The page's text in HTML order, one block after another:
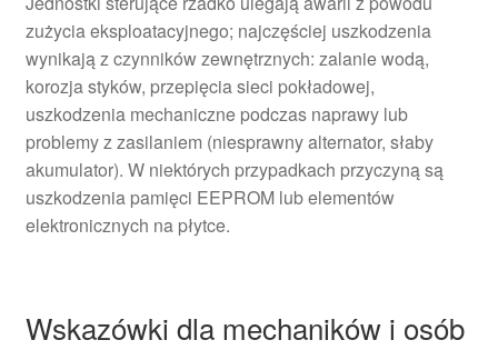
zużycia eksploatacyjnego; najczęściej uszkodzenia
wynikają z czynników zewnętrznych: zalanie wodą,
korozja styków, przepięcia sieci pokładowej,
uszkodzenia mechaniczne podczas naprawy lub
problemy z zasilaniem (niesprawny alternator, słaby
akumulator). W niektórych przypadkach przyczyną są
uszkodzenia pamięci EEPROM lub elementów
elektronicznych na płytce.
Wskazówki dla mechaników i osób